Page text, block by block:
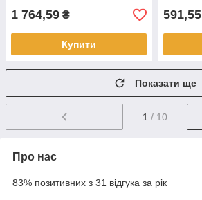
1 764,59 ₴
Купити
591,55
Показати ще
1 / 10
Про нас
83% позитивних з 31 відгука за рік